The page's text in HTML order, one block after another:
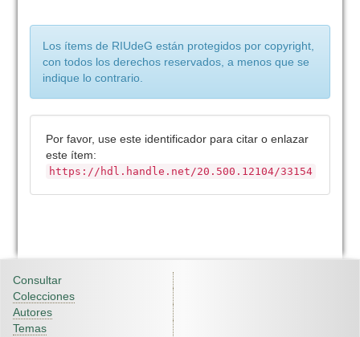
Los ítems de RIUdeG están protegidos por copyright,
con todos los derechos reservados, a menos que se
indique lo contrario.
Por favor, use este identificador para citar o enlazar
este ítem:
https://hdl.handle.net/20.500.12104/33154
Consultar
Colecciones
Autores
Temas